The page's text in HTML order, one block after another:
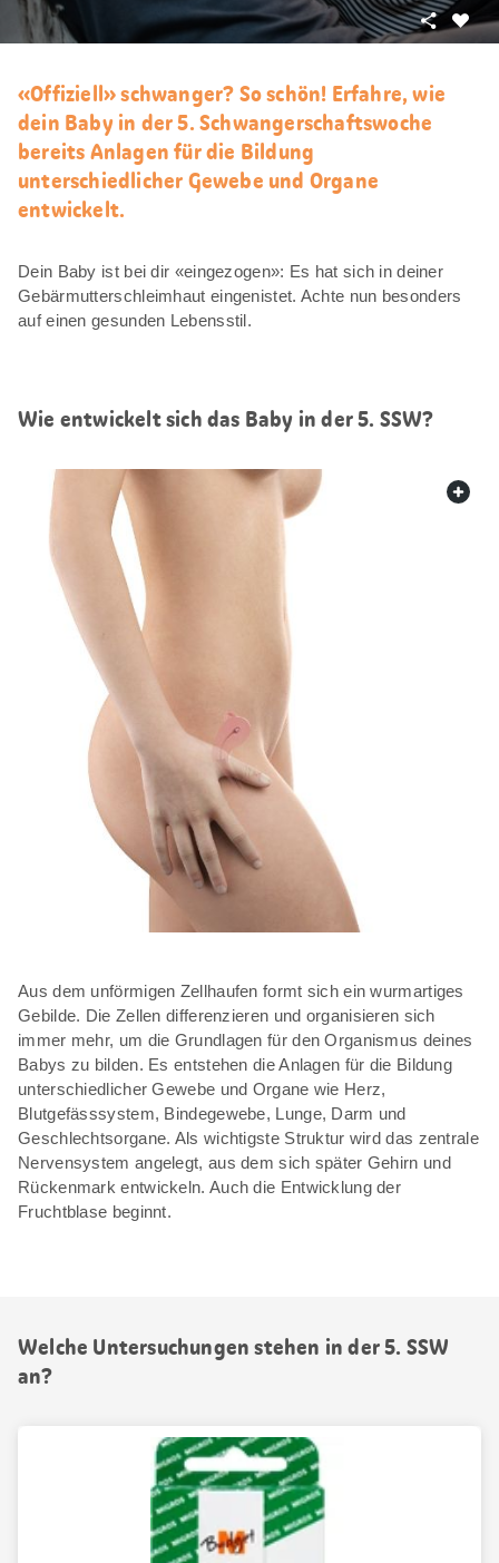
Teilen
«Offiziell» schwanger? So schön! Erfahre, wie
dein Baby in der 5. Schwangerschaftswoche
bereits Anlagen für die Bildung
unterschiedlicher Gewebe und Organe
entwickelt.
Dein Baby ist bei dir «eingezogen»: Es hat sich in deiner
Gebärmutterschleimhaut eingenistet. Achte nun besonders
auf einen gesunden Lebensstil.
Wie entwickelt sich das Baby in der 5. SSW?
Aus dem unförmigen Zellhaufen formt sich ein wurmartiges
Gebilde. Die Zellen differenzieren und organisieren sich
immer mehr, um die Grundlagen für den Organismus deines
Babys zu bilden. Es entstehen die Anlagen für die Bildung
unterschiedlicher Gewebe und Organe wie Herz,
Blutgefässsystem, Bindegewebe, Lunge, Darm und
Geschlechtsorgane. Als wichtigste Struktur wird das zentrale
Nervensystem angelegt, aus dem sich später Gehirn und
Rückenmark entwickeln. Auch die Entwicklung der
Fruchtblase beginnt.
Welche Untersuchungen stehen in der 5. SSW
an?